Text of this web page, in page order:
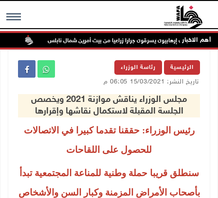
MENU أهم الاخبارإرهابيون يسرقون جرارا زراعيا من بيت أمرين شمال نابلس
الرئيسية رئاسة الوزراء
تاريخ النشر: 15/03/2021 06:05 م
مجلس الوزراء يناقش موازنة 2021 ويخصص
الجلسة المقبلة لاستكمال نقاشها وإقرارها
رئيس الوزراء: حققنا تقدما كبيرا في الاتصالات
للحصول على اللقاحات
سنطلق قريبا حملة وطنية للمناعة المجتمعية تبدأ
بأصحاب الأمراض المزمنة وكبار السن والأشخاص